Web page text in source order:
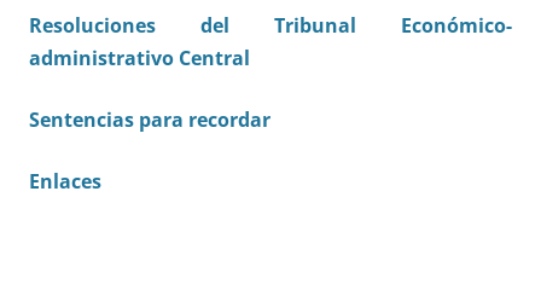
Resoluciones del Tribunal Económico-
administrativo Central
Sentencias para recordar
Enlaces